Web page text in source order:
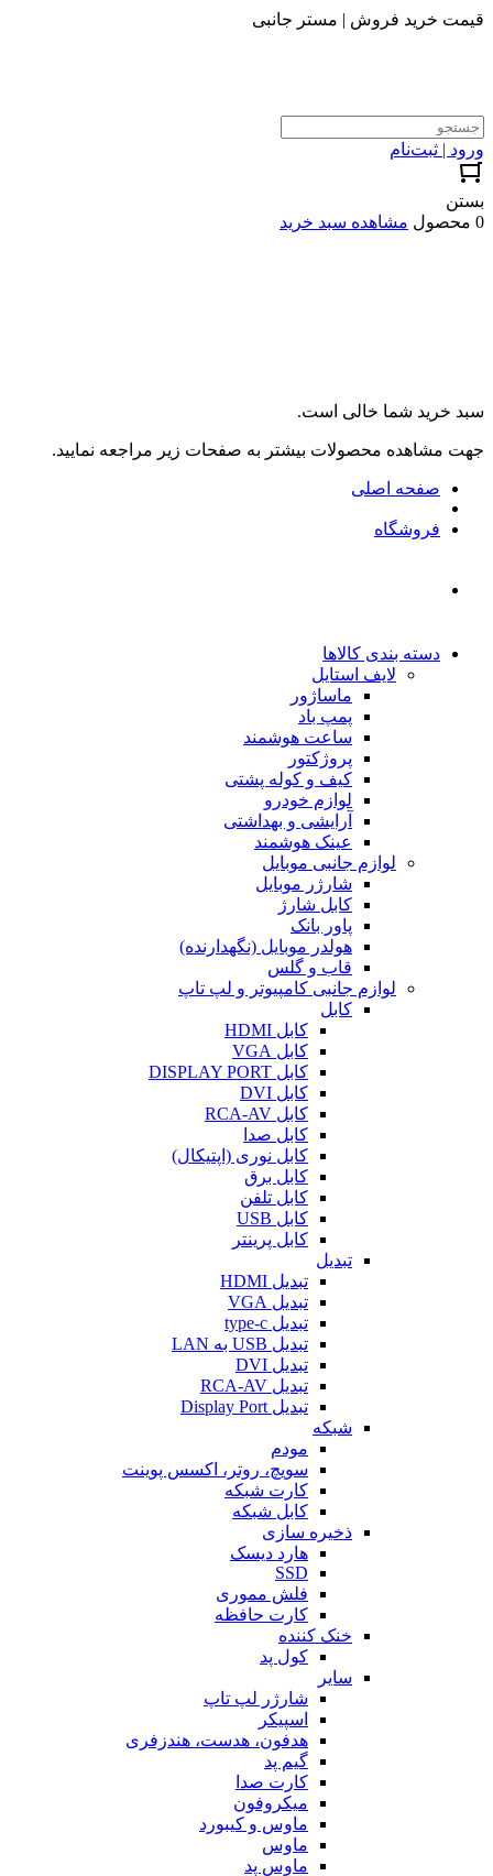
قیمت خرید فروش | مستر جانبی
ورود | ثبت‌نام
بستن
0 محصول
مشاهده سبد خرید
سبد خرید شما خالی است.
جهت مشاهده محصولات بیشتر به صفحات زیر مراجعه نمایید.
صفحه اصلی
فروشگاه
دسته بندی کالاها
لایف استایل
ماساژور
پمپ باد
ساعت هوشمند
پروژکتور
کیف و کوله پشتی
لوازم خودرو
آرایشی و بهداشتی
عینک هوشمند
لوازم جانبی موبایل
شارژر موبایل
کابل شارژ
پاور بانک
هولدر موبایل (نگهدارنده)
قاب و گلس
لوازم جانبی کامپیوتر و لپ تاپ
کابل
کابل HDMI
کابل VGA
کابل DISPLAY PORT
کابل DVI
کابل RCA-AV
کابل صدا
کابل نوری (اپتیکال)
کابل برق
کابل تلفن
کابل USB
کابل پرینتر
تبدیل
تبدیل HDMI
تبدیل VGA
تبدیل type-c
تبدیل USB به LAN
تبدیل DVI
تبدیل RCA-AV
تبدیل Display Port
شبکه
مودم
سویچ، روتر، اکسس پوینت
کارت شبکه
کابل شبکه
ذخیره سازی
هارد دیسک
SSD
فلش مموری
کارت حافظه
خنک کننده
کول پد
سایر
شارژر لپ تاپ
اسپیکر
هدفون، هدست، هندزفری
گیم پد
کارت صدا
میکروفون
ماوس و کیبورد
ماوس
ماوس پد